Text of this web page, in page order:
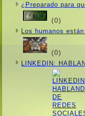
¿Preparado para
(0)
Los humanos
(0)
LINKEDIN: